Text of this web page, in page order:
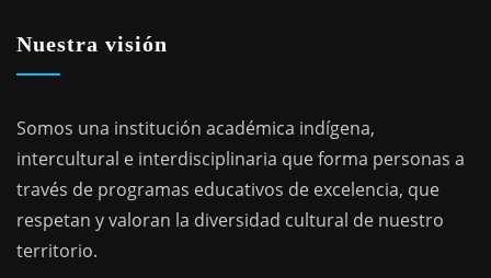
Nuestra visión
Somos una institución académica indígena,
intercultural e interdisciplinaria que forma personas a
través de programas educativos de excelencia, que
respetan y valoran la diversidad cultural de nuestro
territorio.